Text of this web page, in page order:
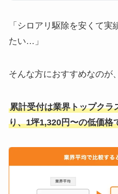
「シロアリ駆除を安くて実
たい…」
そんな方におすすめなのが、
累計受付は業界トップクラ
り、1坪1,320円〜の低価格